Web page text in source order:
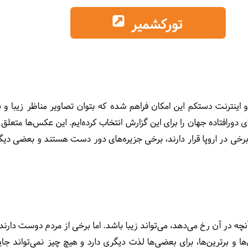
تورکشمیر
و اینترنت دستکم این امکان فراهم شده که بتوان تصاویر مناظر
دورافتاده جهان را برای این گزارش انتخاب کرده‌ایم. این عکس‌ها
در اروپا قرار دارند، برخی جزیره‌های دور دست هستند و بعضی دیگر
در آن رخ می‌دهد، می‌تواند زیبا باشد. اما برخی از مردم دوست
و برترین‌ها، برای بعضی‌ها لذت دیگری دارد و هیچ چیز نمی‌تواند